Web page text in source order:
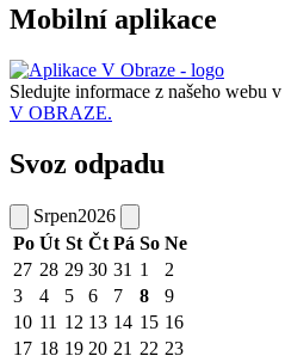
Mobilní aplikace
Sledujte informace z našeho webu v
V OBRAZE.
Svoz odpadu
Srpen2026
Po Út St Čt Pá So Ne
27 28 29 30 31 1
2
3
4 5 6 7 8
9
10 11 12 13 14 15 16
17 18 19 20 21 22 23